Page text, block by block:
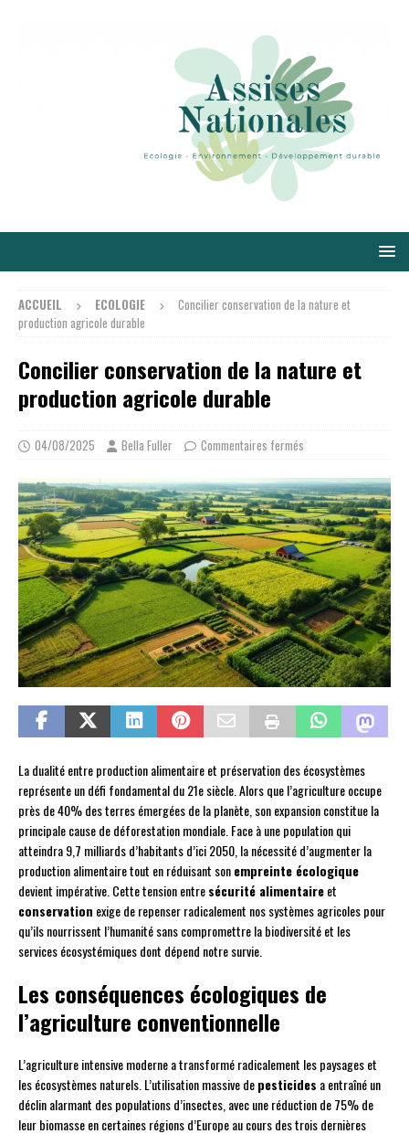
ACCUEIL ECOLOGIE
Concilier conservation de la nature et
production agricole durable
Concilier conservation de la nature et
production agricole durable
04/08/2025 Bella Fuller Commentaires fermés
La dualité entre production alimentaire et préservation des écosystèmes
représente un défi fondamental du 21e siècle. Alors que l’agriculture occupe
près de 40% des terres émergées de la planète, son expansion constitue la
principale cause de déforestation mondiale. Face à une population qui
atteindra 9,7 milliards d’habitants d’ici 2050, la nécessité d’augmenter la
production alimentaire tout en réduisant sonempreinte écologique
devient impérative. Cette tension entresécurité alimentaireet
conservation exige de repenser radicalement nos systèmes agricoles pour
qu’ils nourrissent l’humanité sans compromettre la biodiversité et les
services écosystémiques dont dépend notre survie.
Les conséquences écologiques de
l’agriculture conventionnelle
L’agriculture intensive moderne a transformé radicalement les paysages et
les écosystèmes naturels. L’utilisation massive depesticides a entraîné un
déclin alarmant des populations d’insectes, avec une réduction de 75% de
leur biomasse en certaines régions d’Europe au cours des trois dernières